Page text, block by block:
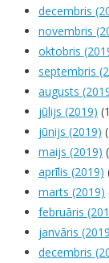
decembris
novembris
oktobris
septembris
augusts
jūlijs (2019)
jūnijs (2019)
maijs (2019)
aprīlis (2019)
marts (2019)
februāris
janvāris
decembris